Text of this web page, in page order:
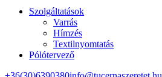
Szolgáltatások
Varrás
Hímzés
Textilnyomtatás
Pólótervező